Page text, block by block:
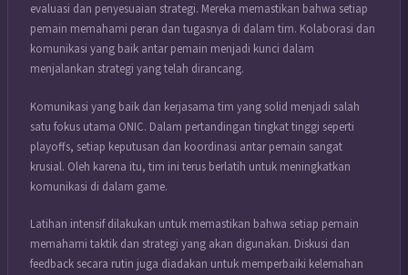
evaluasi dan penyesuaian strategi. Mereka memastikan bahwa setiap
pemain memahami peran dan tugasnya di dalam tim. Kolaborasi dan
komunikasi yang baik antar pemain menjadi kunci dalam
menjalankan strategi yang telah dirancang.
Komunikasi yang baik dan kerjasama tim yang solid menjadi salah
satu fokus utama ONIC. Dalam pertandingan tingkat tinggi seperti
playoffs, setiap keputusan dan koordinasi antar pemain sangat
krusial. Oleh karena itu, tim ini terus berlatih untuk meningkatkan
komunikasi di dalam game.
Latihan intensif dilakukan untuk memastikan bahwa setiap pemain
memahami taktik dan strategi yang akan digunakan. Diskusi dan
feedback secara rutin juga diadakan untuk memperbaiki kelemahan